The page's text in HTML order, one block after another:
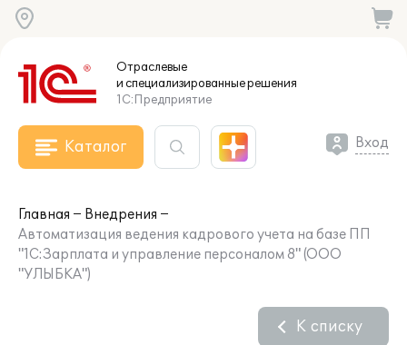
Отраслевые
и специализированныерешения
1С:Предприятие
Каталог Вход
Главная
Внедрения
Автоматизация ведения кадрового учета на базе ПП
"1С:Зарплата и управление персоналом 8" (ООО
"УЛЫБКА")
К списку